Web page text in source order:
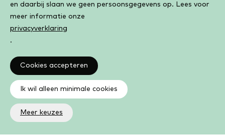
en daarbij slaan we geen persoonsgegevens op. Lees voor
meer informatie onze
privacyverklaring
.
Cookies accepteren
Ik wil alleen minimale cookies
Meer keuzes
Altijd op de hoogte